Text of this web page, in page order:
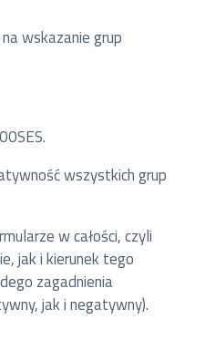
wskazanie grup
wszystkich grup
w całości, czyli
jak i kierunek tego
zagadnienia
jak i negatywny).